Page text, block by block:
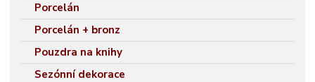
Porcelán
Porcelán + bronz
Pouzdra na knihy
Sezónní dekorace